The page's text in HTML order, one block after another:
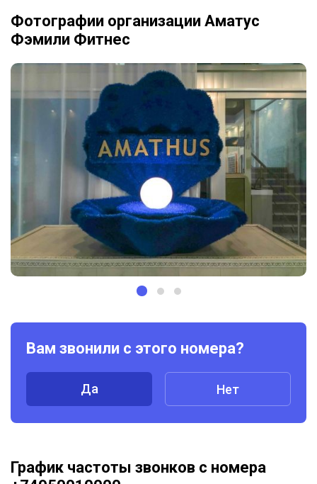
Фотографии организации Аматус
Фэмили Фитнес
Вам звонили с этого номера?
Да Нет
График частоты звонков с номера